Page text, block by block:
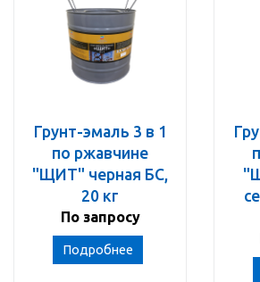
Грунт-эмаль 3 в 1
по ржавчине
"ЩИТ" черная БС,
20 кг
По запросу
Подробнее